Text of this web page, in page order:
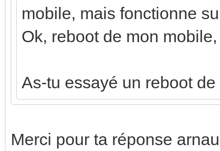
mobile, mais fonctionne
Ok, reboot de mon
As-tu essayé un reboot
Merci pour ta réponse